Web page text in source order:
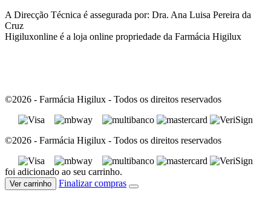
A Direcção Técnica é assegurada por: Dra. Ana Luisa Pereira da
Cruz
Higiluxonline é a loja online propriedade da Farmácia Higilux
©2026 - Farmácia Higilux - Todos os direitos reservados
©2026 - Farmácia Higilux - Todos os direitos reservados
foi adicionado ao seu carrinho.
Ver carrinho Finalizar compras